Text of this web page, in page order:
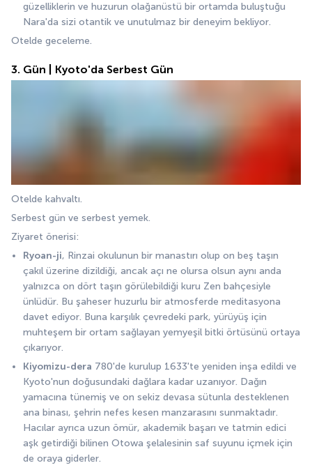
güzelliklerin ve huzurun olağanüstü bir ortamda buluştuğu
Nara'da sizi otantik ve unutulmaz bir deneyim bekliyor.
Otelde geceleme.
3. Gün | Kyoto'da Serbest Gün
Otelde kahvaltı.
Serbest gün ve serbest yemek.
Ziyaret önerisi:
Ryoan-ji, Rinzai okulunun bir manastırı olup on beş taşın
çakıl üzerine dizildiği, ancak açı ne olursa olsun aynı anda
yalnızca on dört taşın görülebildiği kuru Zen bahçesiyle
ünlüdür. Bu şaheser huzurlu bir atmosferde meditasyona
davet ediyor. Buna karşılık çevredeki park, yürüyüş için
muhteşem bir ortam sağlayan yemyeşil bitki örtüsünü ortaya
çıkarıyor.
Kiyomizu-dera 780'de kurulup 1633'te yeniden inşa edildi ve
Kyoto'nun doğusundaki dağlara kadar uzanıyor. Dağın
yamacına tünemiş ve on sekiz devasa sütunla desteklenen
ana binası, şehrin nefes kesen manzarasını sunmaktadır.
Hacılar ayrıca uzun ömür, akademik başarı ve tatmin edici
aşk getirdiği bilinen Otowa şelalesinin saf suyunu içmek için
de oraya giderler.